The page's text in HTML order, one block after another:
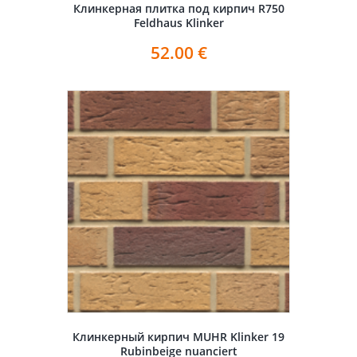
Клинкерная плитка под кирпич R750
Feldhaus Klinker
52.00 €
Клинкерный кирпич MUHR Klinker 19
Rubinbeige nuanciert